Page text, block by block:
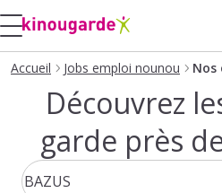
Accueil Jobs emploi nounou Nos
Découvrez
garde près